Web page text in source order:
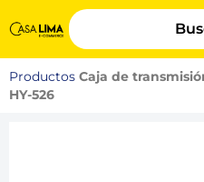
Productos Caja de
HY-526